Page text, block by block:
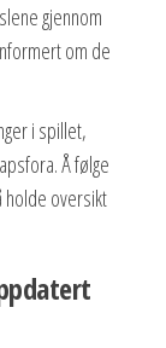
gjennom
om de
i spillet,
Å følge
holde oversikt